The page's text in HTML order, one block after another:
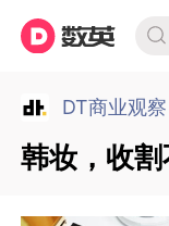
DT商业观察
韩妆，收